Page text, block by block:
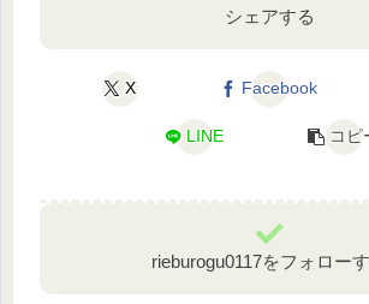
シェアする
X Facebook
LINE コピ
rieburogu0117をフォロー